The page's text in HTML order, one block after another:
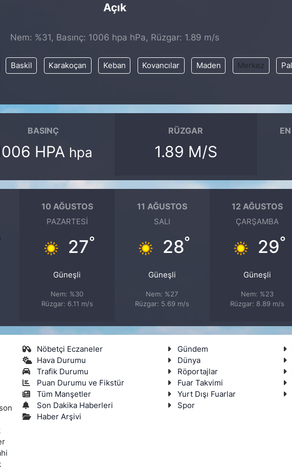
Açık
Nem: %31, Basınç: 1006 hpa hPa, Rüzgar: 1.89 m/s
Baskil Karakoçan Keban Kovancılar Maden Merkez
BASINÇ
HPA hpa
RÜZGAR
1.89 M/S
10 AĞUSTOS
PAZARTESI
27°
Güneşli
Nem: %30
Rüzgar: 6.11 m/s
11 AĞUSTOS
SALI
28°
Güneşli
Nem: %27
Rüzgar: 5.69 m/s
12 AĞUSTOS
ÇARŞAMBA
29°
Güneşli
Nem: %23
Rüzgar: 8.89 m/s
Nöbetçi Eczaneler
Hava Durumu
Trafik Durumu
Puan Durumu ve Fikstür
Tüm Manşetler
Son Dakika Haberleri
Haber Arşivi
Gündem
Dünya
Röportajlar
Fuar Takvimi
Yurt Dışı Fuarlar
Spor